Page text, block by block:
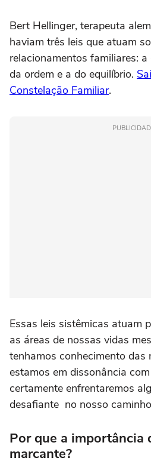
Bert Hellinger, terapeuta
haviam três leis que atuam
relacionamentos familiares:
da ordem e a do equilíbrio.
Constelação Familiar.
Essas leis sistêmicas atuam
as áreas de nossas vidas
tenhamos conhecimento das
estamos em dissonância
certamente enfrentaremos
desafiante no nosso
Por que a importância
marcante?